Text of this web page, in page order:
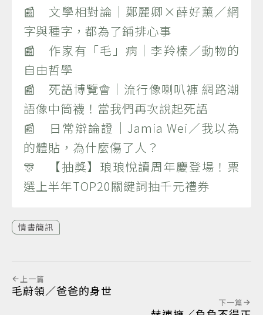
📰 文學相對論｜鄭麗卿×薛好薰／網
字與種字，都為了鋪排心事
📰 作家有「毛」病｜李羚榛／動物的
自由哲學
📰 死語博覽會｜流行像喇叭褲 網路潮
語像中筒襪！當我們再次說起死語
📰 日常辯論證｜Jamia Wei／我以為
的體貼，為什麼傷了人？
🎊 【抽獎】琅琅悅讀周年慶登場！票
選上半年TOP20關鍵詞抽千元禮券
情書簡訊
上一篇
毛蔚領／爸爸的身世
下一篇